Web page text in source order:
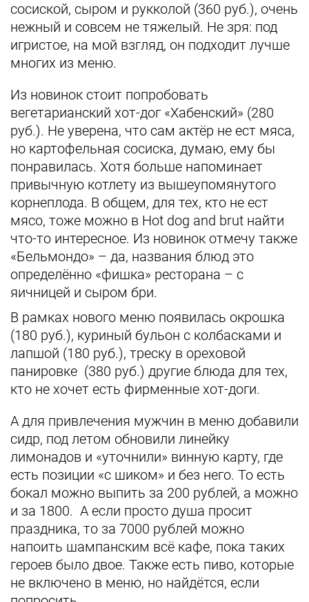
сосиской, сыром и рукколой (360 руб.), очень
нежный и совсем не тяжелый. Не зря: под
игристое, на мой взгляд, он подходит лучше
многих из меню.
Из новинок стоит попробовать
вегетарианский хот-дог «Хабенский» (280
руб.). Не уверена, что сам актёр не ест мяса,
но картофельная сосиска, думаю, ему бы
понравилась. Хотя больше напоминает
привычную котлету из вышеупомянутого
корнеплода. В общем, для тех, кто не ест
мясо, тоже можно в Hot dog and brut найти
что-то интересное. Из новинок отмечу также
«Бельмондо» – да, названия блюд это
определённо «фишка» ресторана – с
яичницей и сыром бри.
В рамках нового меню появилась окрошка
(180 руб.), куриный бульон с колбасками и
лапшой (180 руб.), треску в ореховой
панировке (380 руб.) другие блюда для тех,
кто не хочет есть фирменные хот-доги.
А для привлечения мужчин в меню добавили
сидр, под летом обновили линейку
лимонадов и «уточнили» винную карту, где
есть позиции «с шиком» и без него. То есть
бокал можно выпить за 200 рублей, а можно
и за 1800. А если просто душа просит
праздника, то за 7000 рублей можно
напоить шампанским всё кафе, пока таких
героев было двое. Также есть пиво, которые
не включено в меню, но найдётся, если